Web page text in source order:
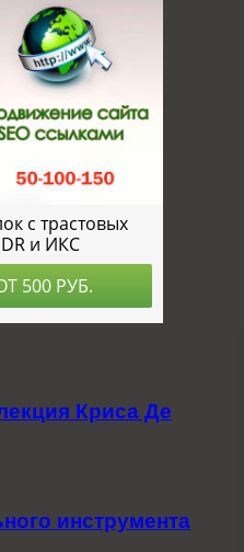
Криса Де
инструмента